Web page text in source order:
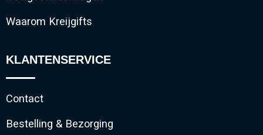
Waarom Kreijgifts
KLANTENSERVICE
Contact
Bestelling & Bezorging